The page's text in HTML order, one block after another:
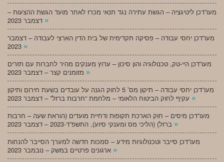
מעו”דכן ליטיגציה – הגשת עתירה נגד תנאי מכרז לאחר מועד הגשת ההצעות –
»
מעו”דכן יחסי עבודה – פסיקה תקדימית של בית הדין הארצי לעבודה – דצמבר
»
מעו”דכן היי-טק, טכנולוגיה והון סיכון – ערוץ מענקים מהיר לחברות עם תזרים
»
מעו”דכן יחסי עבודה – תיקון מס’ 5 לחוק הגנה על עובדים בשעת חירום ותיקון
»
מעו”דכן מיסים – חוק הארכת תקופות ודחיית מועדים (הוראת שעה – חרבות
»
מעו”דכן סייבר וטכנולוגיות מידע – סמכות חדשה למערך הסייבר להנחות
»